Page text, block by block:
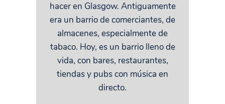
hacer en Glasgow. Antiguamente
era un barrio de comerciantes, de
almacenes, especialmente de
tabaco. Hoy, es un barrio lleno de
vida, con bares, restaurantes,
tiendas y pubs con música en
directo.